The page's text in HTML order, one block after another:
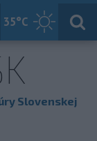
35°C
Slovensko
Slovenskej